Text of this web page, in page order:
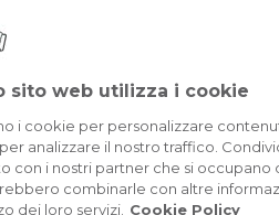
sito web utilizza i cookie
i cookie per personalizzare
analizzare il nostro traffico.
con i nostri partner che si
combinarle con altre
dei loro servizi. Cookie Policy